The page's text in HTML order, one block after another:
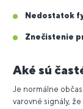
Nedostatok
Znečistenie
Aké sú
Je normálne
varovné signály,